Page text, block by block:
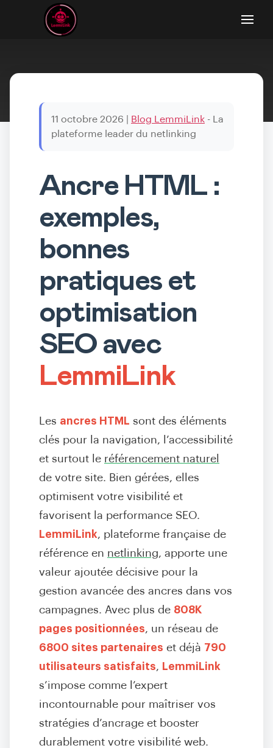
11 octobre 2026 Blog LemmiLink - La
plateforme leader du netlinking
Ancre HTML :
exemples,
bonnes
pratiques et
optimisation
SEO avec
LemmiLink
Les ancres HTML sont des éléments
clés pour la navigation, l’accessibilité
et surtout le référencement naturel
de votre site. Bien gérées, elles
optimisent votre visibilité et
favorisent la performance SEO.
LemmiLink, plateforme française de
référence en netlinking, apporte une
valeur ajoutée décisive pour la
gestion avancée des ancres dans vos
campagnes. Avec plus de 808K
pages positionnées, un réseau de
6800 sites partenaires et déjà 790
utilisateurs satisfaits, LemmiLink
s’impose comme l’expert
incontournable pour maîtriser vos
stratégies d’ancrage et booster
durablement votre visibilité web.